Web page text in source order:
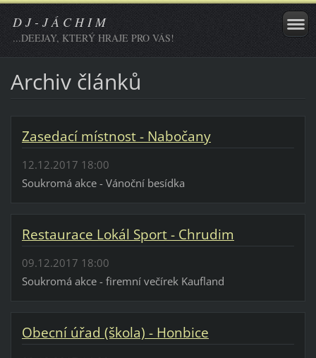
D J - J Á C H I M
...DEEJAY, KTERÝ HRAJE PRO VÁS!
Archiv článků
Zasedací místnost - Nabočany
12.12.2017 18:00
Soukromá akce - Vánoční besídka
Restaurace Lokál Sport - Chrudim
09.12.2017 18:00
Soukromá akce - firemní večírek Kaufland
Obecní úřad (škola) - Honbice